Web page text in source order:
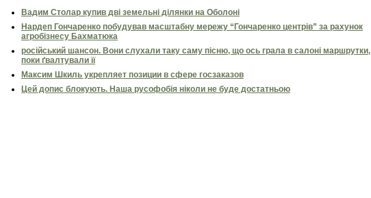
Вадим Столар купив дві земельні ділянки на Оболоні
Нардеп Гончаренко побудував масштабну мережу “Гончаренко центрів” за рахунок
агробізнесу Бахматюка
російський шансон. Вони слухали таку саму пісню, що ось грала в салоні маршрутки,
поки ґвалтували її
Максим Шкиль укрепляет позиции в сфере госзаказов
Цей допис блокують. Наша русофобія ніколи не буде достатньою